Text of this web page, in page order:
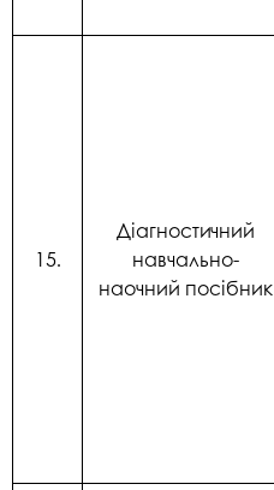
15.
Діагностичний
навчально-
наочний посібник